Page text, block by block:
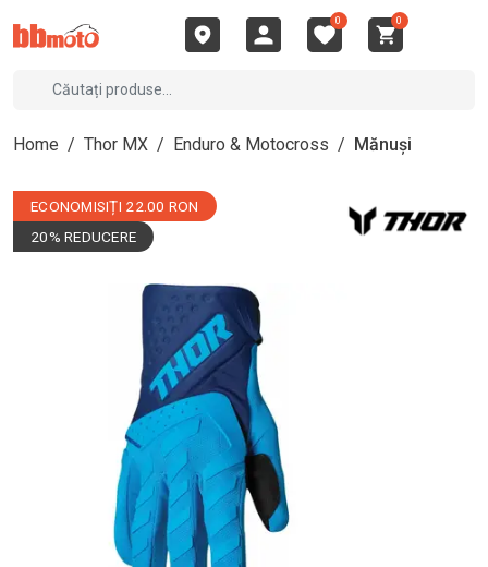
0 0
Home / Thor MX / Enduro & Motocross / Mănuși
ECONOMISIȚI 22.00 RON
20% REDUCERE